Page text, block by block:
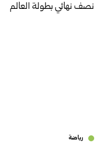
رياضة